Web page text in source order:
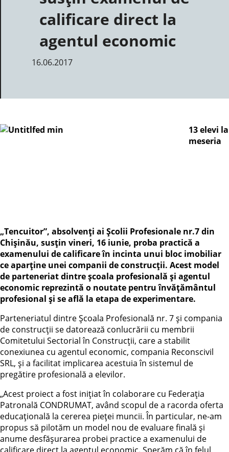
calificare direct la
agentul economic
16.06.2017
13 elevi la
meseria
„Tencuitor”, absolvenți ai Școlii Profesionale nr.7 din
Chișinău, susțin vineri, 16 iunie, proba practică a
examenului de calificare în incinta unui bloc imobiliar
ce aparține unei companii de construcții. Acest model
de parteneriat dintre școala profesională și agentul
economic reprezintă o noutate pentru învățământul
profesional și se află la etapa de experimentare.
Parteneriatul dintre Școala Profesională nr. 7 și compania
de construcții se datorează conlucrării cu membrii
Comitetului Sectorial în Construcții, care a stabilit
conexiunea cu agentul economic, compania Reconscivil
SRL, și a facilitat implicarea acestuia în sistemul de
pregătire profesională a elevilor.
„Acest proiect a fost inițiat în colaborare cu Federația
Patronală CONDRUMAT, având scopul de a racorda oferta
educațională la cererea pieței muncii. În particular, ne-am
propus să pilotăm un model nou de evaluare finală și
anume desfășurarea probei practice a examenului de